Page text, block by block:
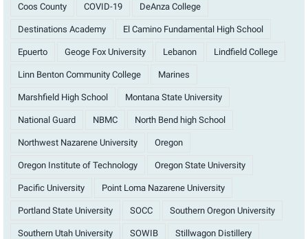
Coos County COVID-19 DeAnza College
Destinations Academy El Camino Fundamental High School
Epuerto Geoge Fox University Lebanon Lindfield College
Linn Benton Community College Marines
Marshfield High School Montana State University
National Guard NBMC North Bend high School
Northwest Nazarene University Oregon
Oregon Institute of Technology Oregon State University
Pacific University Point Loma Nazarene University
Portland State University SOCC Southern Oregon University
Southern Utah University SOWIB Stillwagon Distillery